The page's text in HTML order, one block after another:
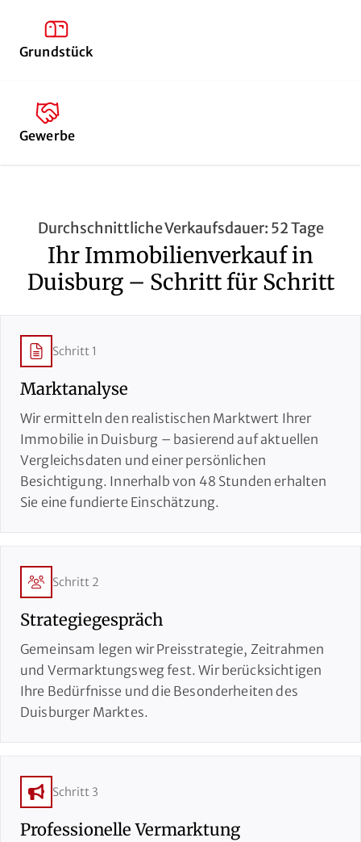
Grundstück
Gewerbe
Durchschnittliche Verkaufsdauer: 52 Tage
Ihr Immobilienverkauf in
Duisburg – Schritt für Schritt
Schritt 1
Marktanalyse
Wir ermitteln den realistischen Marktwert Ihrer
Immobilie in Duisburg – basierend auf aktuellen
Vergleichsdaten und einer persönlichen
Besichtigung. Innerhalb von 48 Stunden erhalten
Sie eine fundierte Einschätzung.
Schritt 2
Strategiegespräch
Gemeinsam legen wir Preisstrategie, Zeitrahmen
und Vermarktungsweg fest. Wir berücksichtigen
Ihre Bedürfnisse und die Besonderheiten des
Duisburger Marktes.
Schritt 3
Professionelle Vermarktung